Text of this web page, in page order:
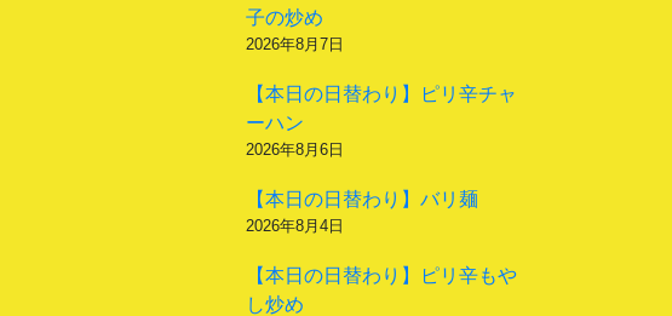
子の炒め
2026年8月7日
【本日の日替わり】ピリ辛チャ
ーハン
2026年8月6日
【本日の日替わり】バリ麺
2026年8月4日
【本日の日替わり】ピリ辛もや
し炒め